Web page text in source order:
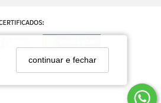
continuar e fechar